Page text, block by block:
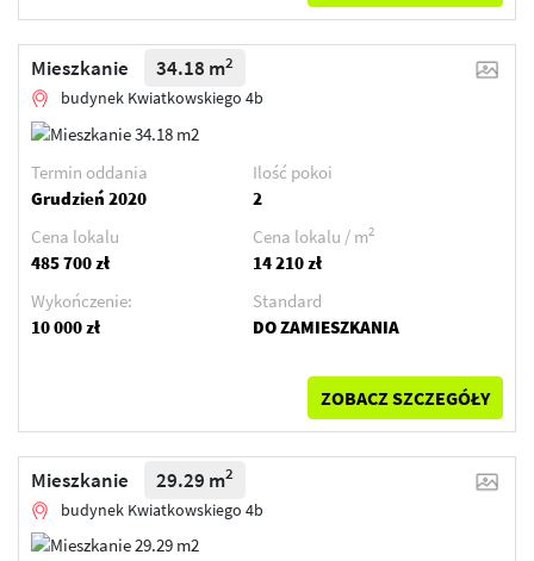
Mieszkanie 34.18 m2
budynek Kwiatkowskiego 4b
Termin oddania
Grudzień 2020
Ilość pokoi
2
Cena lokalu
485 700 zł
Cena lokalu / m2
14 210 zł
Wykończenie:
10 000 zł
Standard
DO ZAMIESZKANIA
ZOBACZ SZCZEGÓŁY
Mieszkanie 29.29 m2
budynek Kwiatkowskiego 4b